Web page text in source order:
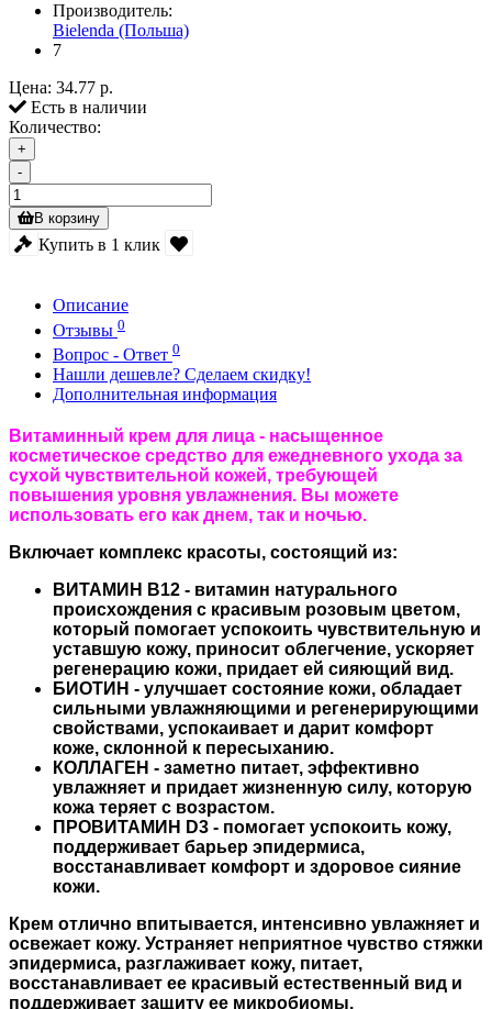
Производитель:
Bielenda (Польша)
7
Цена: 34.77 р.
Есть в наличии
Количество:
+
-
В корзину
Купить в 1 клик
Описание
Отзывы 0
Вопрос - Ответ 0
Нашли дешевле? Сделаем скидку!
Дополнительная информация
Витаминный крем для лица - насыщенное
косметическое средство для ежедневного ухода за
сухой чувствительной кожей, требующей
повышения уровня увлажнения. Вы можете
использовать его как днем, так и ночью.
Включает комплекс красоты, состоящий из:
ВИТАМИН B12 - витамин натурального
происхождения с красивым розовым цветом,
который помогает успокоить чувствительную и
уставшую кожу, приносит облегчение, ускоряет
регенерацию кожи, придает ей сияющий вид.
БИОТИН - улучшает состояние кожи, обладает
сильными увлажняющими и регенерирующими
свойствами, успокаивает и дарит комфорт
коже, склонной к пересыханию.
КОЛЛАГЕН - заметно питает, эффективно
увлажняет и придает жизненную силу, которую
кожа теряет с возрастом.
ПРОВИТАМИН D3 - помогает успокоить кожу,
поддерживает барьер эпидермиса,
восстанавливает комфорт и здоровое сияние
кожи.
Крем отлично впитывается, интенсивно увлажняет и
освежает кожу. Устраняет неприятное чувство стяжки
эпидермиса, разглаживает кожу, питает,
восстанавливает ее красивый естественный вид и
поддерживает защиту ее микробиомы.